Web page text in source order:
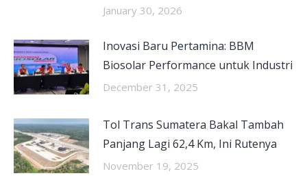
January 30, 2026
Inovasi Baru Pertamina: BBM
Biosolar Performance untuk Industri
December 31, 2025
Tol Trans Sumatera Bakal Tambah
Panjang Lagi 62,4 Km, Ini Rutenya
November 19, 2025